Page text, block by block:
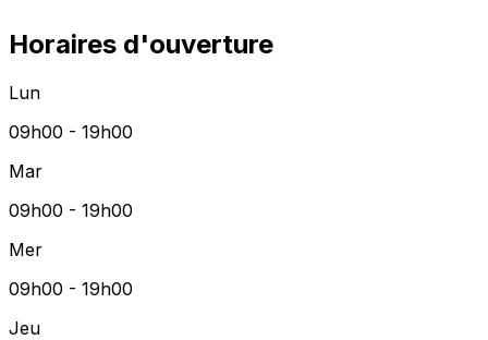
Horaires d'ouverture
Lun
09h00 - 19h00
Mar
09h00 - 19h00
Mer
09h00 - 19h00
Jeu